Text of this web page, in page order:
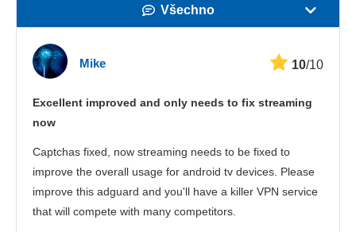
Všechno
Bezpečnost
Zákaznická podpora
Mike 10/10
Excellent improved and only needs to fix streaming
now
Captchas fixed, now streaming needs to be fixed to
improve the overall usage for android tv devices. Please
improve this adguard and you'll have a killer VPN service
that will compete with many competitors.